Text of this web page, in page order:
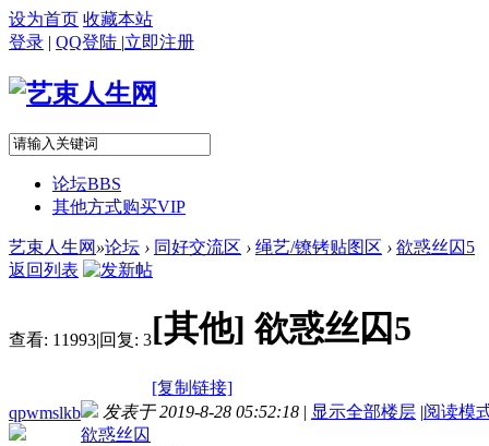
设为首页 收藏本站
登录 | QQ登陆 |立即注册
论坛BBS
其他方式购买VIP
艺束人生网 »论坛 › 同好交流区 › 绳艺/镣铐贴图区 › 欲惑丝囚5
返回列表
查看: 11993|回复: 3[其他] 欲惑丝囚5
[复制链接]
qpwmslkb
发表于 2019-8-28 05:52:18 | 显示全部楼层 |阅读模
欲惑丝囚